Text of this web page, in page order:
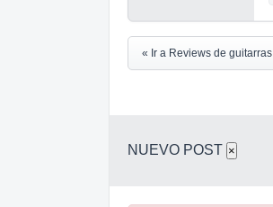
« Ir a Reviews de guitarras
NUEVO POST ×